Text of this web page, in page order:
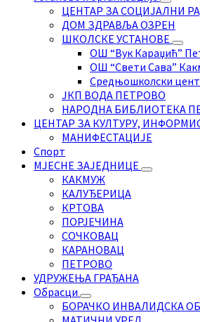
ЦЕНТАР ЗА СОЦИЈАЛНИ
ДОМ ЗДРАВЉА ОЗРЕН
ШКОЛСКЕ УСТАНОВЕ
ОШ “Вук Караџић”
ОШ “Свети Сава”
Средњошколски
ЈКП ВОДА ПЕТРОВО
НАРОДНА БИБЛИОТЕКА
ЦЕНТАР ЗА КУЛТУРУ,
МАНИФЕСТАЦИЈЕ
Спорт
МЈЕСНЕ ЗАЈЕДНИЦЕ
КАКМУЖ
КАЛУЂЕРИЦА
КРТОВА
ПОРЈЕЧИНА
СОЧКОВАЦ
КАРАНОВАЦ
ПЕТРОВО
УДРУЖЕЊА ГРАЂАНА
Обрасци
БОРАЧКО ИНВАЛИДСКА